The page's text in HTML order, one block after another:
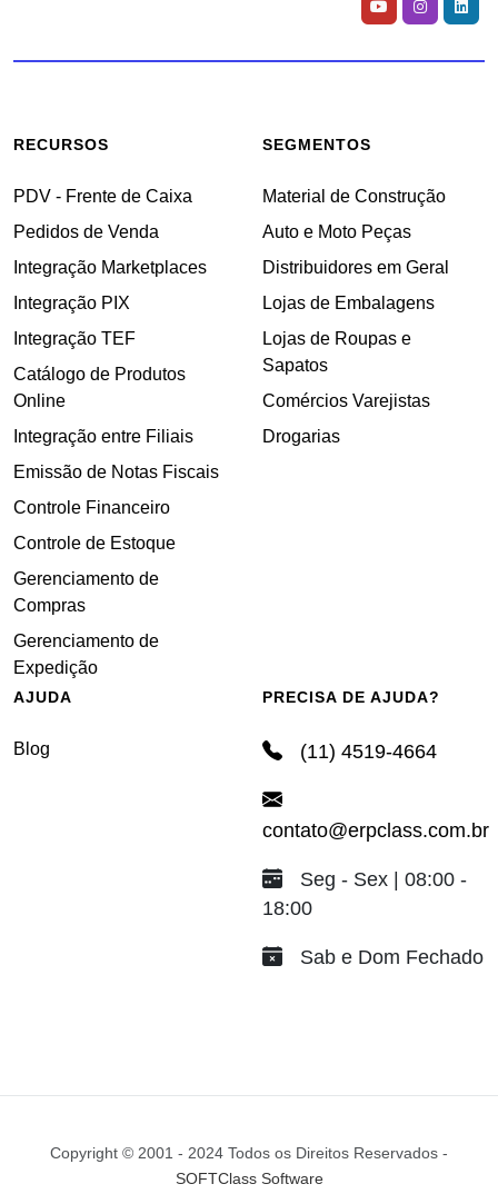
RECURSOS
PDV - Frente de Caixa
Pedidos de Venda
Integração Marketplaces
Integração PIX
Integração TEF
Catálogo de Produtos
Online
Integração entre Filiais
Emissão de Notas Fiscais
Controle Financeiro
Controle de Estoque
Gerenciamento de
Compras
Gerenciamento de
Expedição
SEGMENTOS
Material de Construção
Auto e Moto Peças
Distribuidores em Geral
Lojas de Embalagens
Lojas de Roupas e
Sapatos
Comércios Varejistas
Drogarias
AJUDA
Blog
PRECISA DE AJUDA?
(11) 4519-4664
contato@erpclass.com.br
Seg - Sex | 08:00 -
18:00
Sab e Dom Fechado
Copyright © 2001 - 2024 Todos os Direitos Reservados -
SOFTClass Software